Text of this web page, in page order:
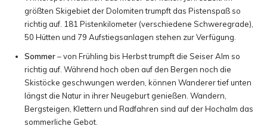
größten Skigebiet der Dolomiten trumpft das Pistenspaß so
richtig auf. 181 Pistenkilometer (verschiedene Schweregrade),
50 Hütten und 79 Aufstiegsanlagen stehen zur Verfügung.
Sommer– von Frühling bis Herbst trumpft die Seiser Alm so
richtig auf. Während hoch oben auf den Bergen noch die
Skistöcke geschwungen werden, können Wanderer tief unten
längst die Natur in ihrer Neugeburt genießen. Wandern,
Bergsteigen, Klettern und Radfahren sind auf der Hochalm das
sommerliche Gebot.